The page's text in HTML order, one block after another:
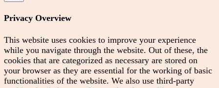
Privacy Overview
This website uses cookies to improve your experience
while you navigate through the website. Out of these, the
cookies that are categorized as necessary are stored on
your browser as they are essential for the working of basic
functionalities of the website. We also use third-party